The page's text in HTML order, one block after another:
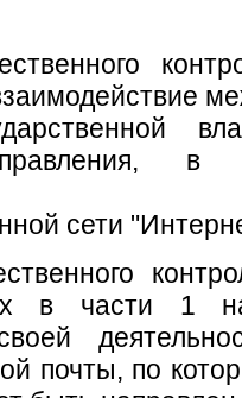
сети
в части 1
почты, по